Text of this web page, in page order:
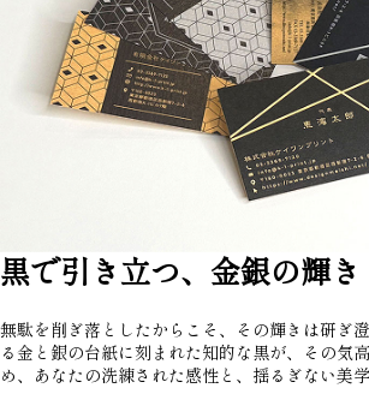
黒で引き立つ、金銀の輝き
無駄を削ぎ落としたからこそ、その輝きは研ぎ
る金と銀の台紙に刻まれた知的な黒が、その気
め、あなたの洗練された感性と、揺るぎない美